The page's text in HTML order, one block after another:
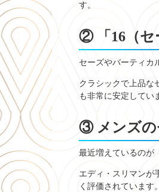
す。
② 「16（セ
セーズやバーティカ
クラシックで上品な
も非常に安定してい
③ メンズの
最近増えているのが
エディ・スリマンが
く評価されています。